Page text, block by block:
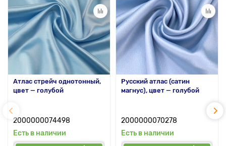
Атлас стрейч однотонный,
цвет — голубой
2000000074498
Есть в наличии
Русский атлас (сатин
магнус), цвет — голубой
2000000070278
Есть в наличии